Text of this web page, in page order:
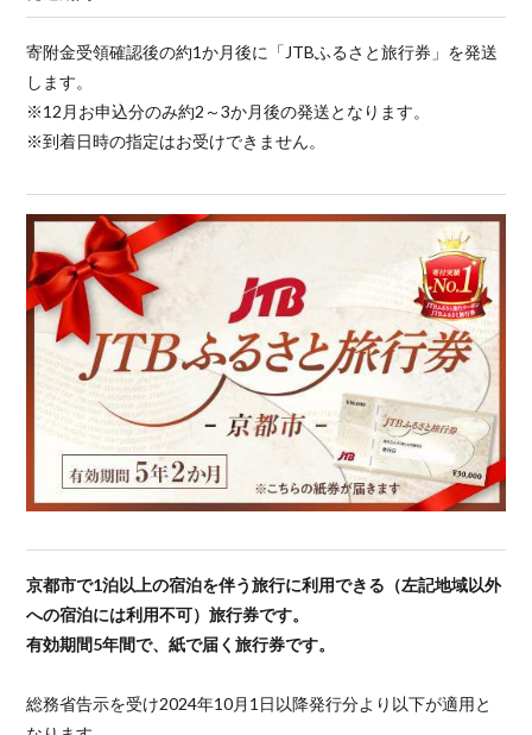
寄附金受領確認後の約1か月後に「JTBふるさと旅行券」を発送
します。
※12月お申込分のみ約2～3か月後の発送となります。
※到着日時の指定はお受けできません。
京都市で1泊以上の宿泊を伴う旅行に利用できる（左記地域以外
への宿泊には利用不可）旅行券です。
有効期間5年間で、紙で届く旅行券です。
総務省告示を受け2024年10月1日以降発行分より以下が適用と